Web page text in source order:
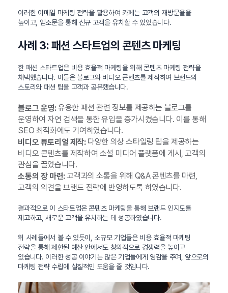
이러한 이메일 마케팅 전략을 활용하여 카페는 고객의 재방문율을
높이고, 입소문을 통해 신규 고객을 유치할 수 있었습니다.
사례 3: 패션 스타트업의 콘텐츠 마케팅
한 패션 스타트업은 비용 효율적 마케팅을 위해 콘텐츠 마케팅 전략을
채택했습니다. 이들은 블로그와 비디오 콘텐츠를 제작하여 브랜드의
스토리와 패션 팁을 고객과 공유했습니다.
블로그 운영:유용한 패션 관련 정보를 제공하는 블로그를
운영하여 자연 검색을 통한 유입을 증가시켰습니다. 이를 통해
SEO 최적화에도 기여하였습니다.
비디오 튜토리얼 제작:다양한 의상 스타일링 팁을 제공하는
비디오 콘텐츠를 제작하여 소셜 미디어 플랫폼에 게시, 고객의
관심을 끌었습니다.
소통의 장 마련:고객과의 소통을 위해 Q&A 콘텐츠를 마련,
고객의 의견을 브랜드 전략에 반영하도록 하였습니다.
결과적으로 이 스타트업은 콘텐츠 마케팅을 통해 브랜드 인지도를
제고하고, 새로운 고객을 유치하는 데 성공하였습니다.
위 사례들에서 볼 수 있듯이, 소규모 기업들은 비용 효율적 마케팅
전략을 통해 제한된 예산 안에서도 창의적으로 경쟁력을 높이고
있습니다. 이러한 성공 이야기는 많은 기업들에게 영감을 주며, 앞으로의
마케팅 전략 수립에 실질적인 도움을 줄 것입니다.